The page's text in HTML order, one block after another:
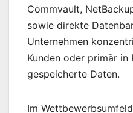
Commvault,
sowie direkte
Unternehmen
Kunden oder primär in
gespeicherte Daten.
Im